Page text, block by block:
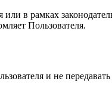
в рамках
Пользователя.
и не